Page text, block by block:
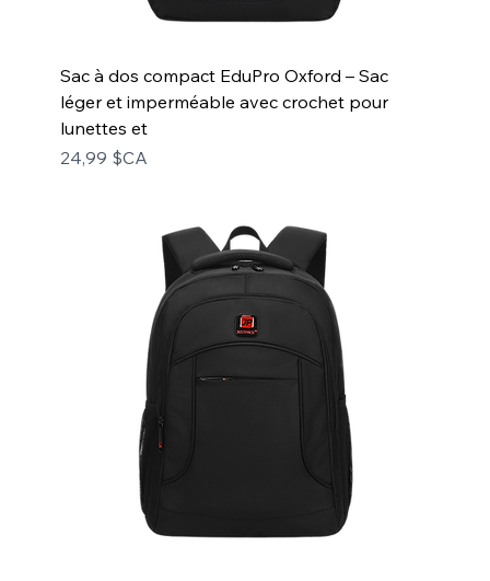
Sac à dos compact EduPro Oxford – Sac
léger et imperméable avec crochet pour
lunettes et
Prix
24,99 $CA